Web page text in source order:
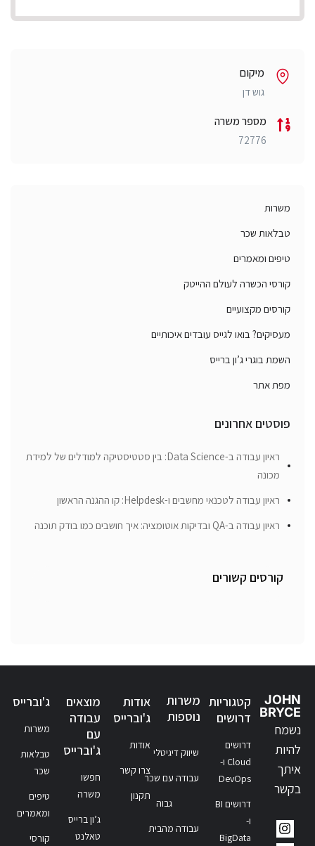
מיקום
גוש דן
מספר משרה
72776
משרות
טבלאות שכר
טיפים ומאמרים
קורסי הכשרה לעולם ההייטק
קורסים מקצועיים
מעסיקים? בואו לגייס עובדים איכותיים
השמת בוגרי ג’ון ברייס
מפת אתר
פוסטים אחרונים
ראיון עבודה ב-Data Science: בין סטטיסטיקה למודלים של למידת
מכונה
ראיון עבודה לטכנאי מחשבים ו-Helpdesk: קו ההגנה הראשון
ראיון עבודה ב-QA ובדיקות אוטומציה: איך חושבים כמו בודק תוכנה
קורסים קשורים
JOHN
BRYCE
נשמח
להיות
איתך
בקשר
קטגוריות
דרושים
דרושים
Cloud ו-
DevOps
דרושים BI
ו-
BigData
משרות
נוספות
שיווק דיגיטלי
עבודה עם שכר
גבוה
עבודה מהבית
אודות
ג'וברייס
אודות
צרו קשר
תקנון
מוצאים
עבודה
עם
ג'וברייס
חפשו
משרה
ג’ון ברייס
טאלנט
ג'וברייס
משרות
טבלאות
שכר
טיפים
ומאמרים
קורסי